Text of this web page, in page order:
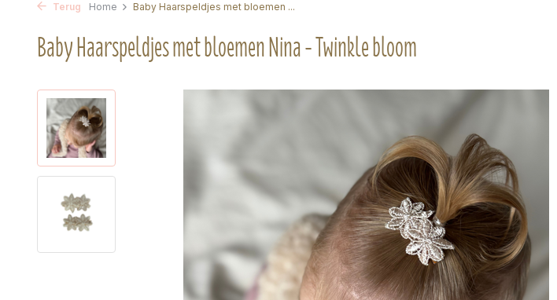
Terug Home Baby Haarspeldjes met bloemen ...
Baby Haarspeldjes met bloemen Nina - Twinkle bloom